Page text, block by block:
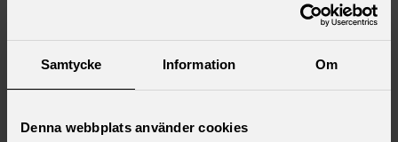
Samtycke Information Om
Denna webbplats använder cookies
Klimatpolitisk rapport från Saco
klimathotet och den gröna omställningen